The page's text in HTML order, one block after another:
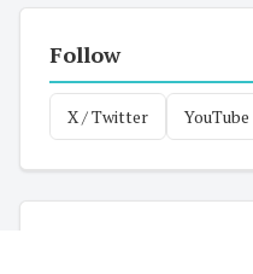
Follow
X / Twitter YouTube